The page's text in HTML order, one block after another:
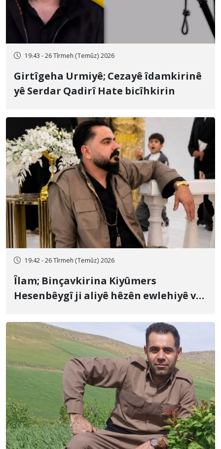
19:43 - 26 Tîrmeh (Temûz) 2026
Girtîgeha Urmiyê; Cezayê îdamkirinê
yê Serdar Qadirî Hate bicîhkirin
19:42 - 26 Tîrmeh (Temûz) 2026
Îlam; Binçavkirina Kiyûmers
Hesenbêygî ji aliyê hêzên ewlehiyê ve